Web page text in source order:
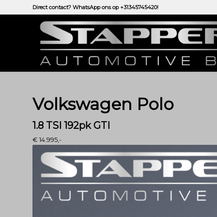
Direct contact? WhatsApp ons op +31345745420!
Volkswagen Polo
1.8 TSI 192pk GTI
€ 14.995,-